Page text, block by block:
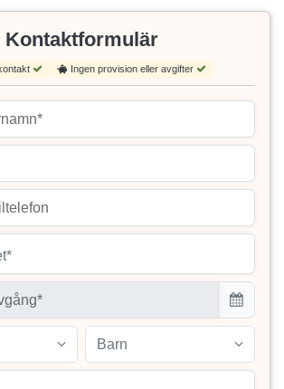
Kontaktformulär
Ingen provision eller avgifter
Barn